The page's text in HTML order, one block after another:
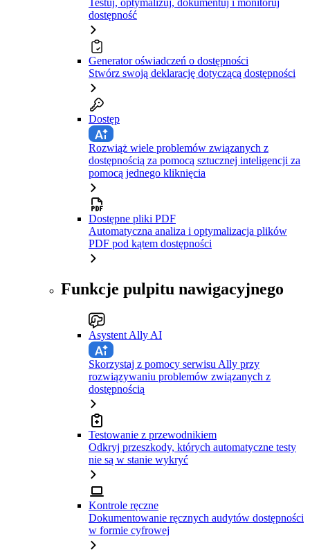
dostępność
Generator oświadczeń o dostępności
Stwórz swoją deklarację dotyczącą dostępności
Dostęp
Rozwiąż wiele problemów związanych z
dostępnością za pomocą sztucznej inteligencji za
pomocą jednego kliknięcia
Dostępne pliki PDF
Automatyczna analiza i optymalizacja plików
PDF pod kątem dostępności
Funkcje pulpitu nawigacyjnego
Asystent Ally AI
Skorzystaj z pomocy serwisu Ally przy
rozwiązywaniu problemów związanych z
dostępnością
Testowanie z przewodnikiem
Odkryj przeszkody, których automatyczne testy
nie są w stanie wykryć
Kontrole ręczne
Dokumentowanie ręcznych audytów dostępności
w formie cyfrowej